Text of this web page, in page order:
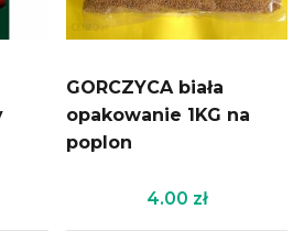
GORCZYCA biała
opakowanie 1KG na
poplon
4.00 zł